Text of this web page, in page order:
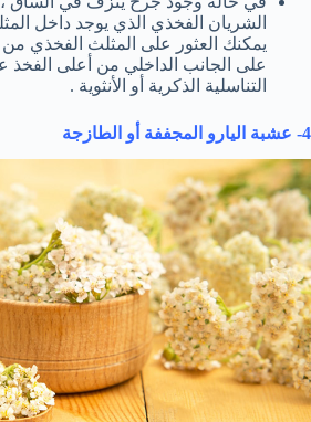
الشريان الفخذي الذي يوجد داخل
يمكنك العثور على المثلث الفخذي
على الجانب الداخلي من أعلى الفخذ
التناسلية الذكرية أو الأنثوية .
4- عشبة اليارو المجففة أو الطازجة